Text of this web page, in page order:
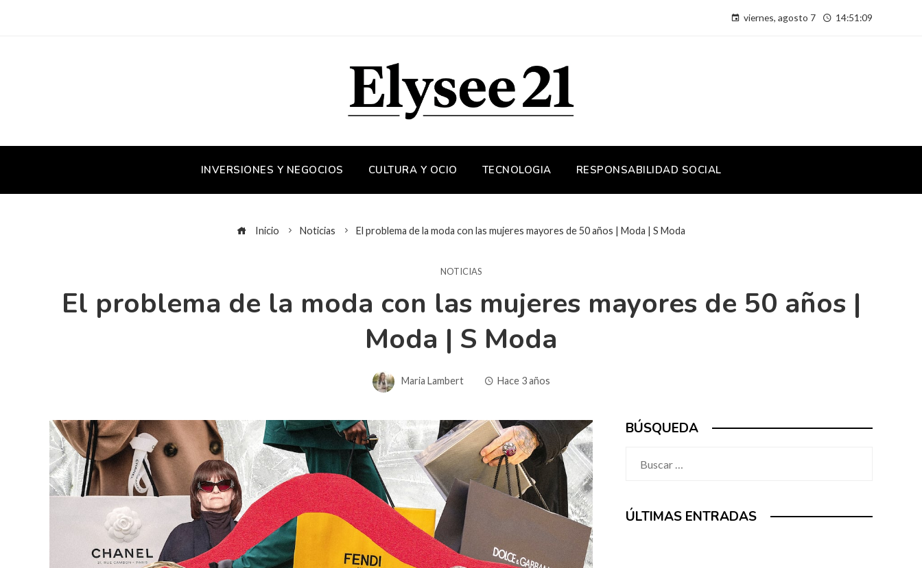
viernes, agosto 7 14:51:09
INVERSIONES Y NEGOCIOS CULTURA Y OCIO TECNOLOGIA RESPONSABILIDAD SOCIAL
Inicio Noticias El problema de la moda con las mujeres mayores de 50 años | Moda | S Moda
NOTICIAS
El problema de la moda con las mujeres mayores de 50 años |
Moda | S Moda
Maria Lambert Hace 3 años
BÚSQUEDA
ÚLTIMAS ENTRADAS